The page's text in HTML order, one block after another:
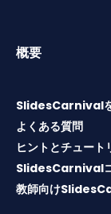
概要
SlidesCarnivalを
よくある質問
ヒントとチュート
SlidesCarnival
教師向け